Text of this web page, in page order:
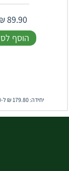
89.90
הוסף
יחידה: 179.80 ₪ ל-100 מ"ל